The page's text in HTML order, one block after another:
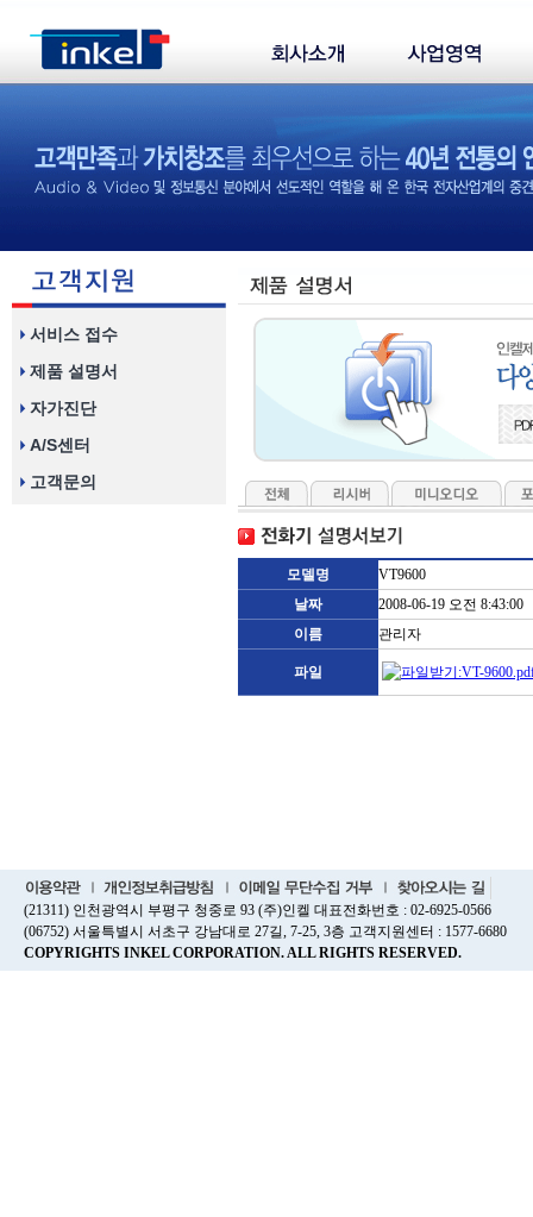
서비스 접수
제품 설명서
자가진단
A/S센터
고객문의
모델명
VT9600
날짜
2008-06-19 오전 8:43:00
이름
관리자
파일
(21311) 인천광역시 부평구 청중로 93 (주)인켈 대표전화번호 : 02-6925-0566
(06752) 서울특별시 서초구 강남대로 27길, 7-25, 3층 고객지원센터 : 1577-6680
COPYRIGHTS INKEL CORPORATION. ALL RIGHTS RESERVED.